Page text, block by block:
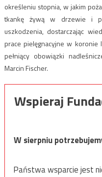
określeniu stopnia, w jakim
tkankę żywą w drzewie i
uszkodzenia, dostarczając
prace pielęgnacyjne w koronie
pełniący obowiązki
Marcin Fischer.
Wspieraj
W sierpniu
Państwa wsparcie jest